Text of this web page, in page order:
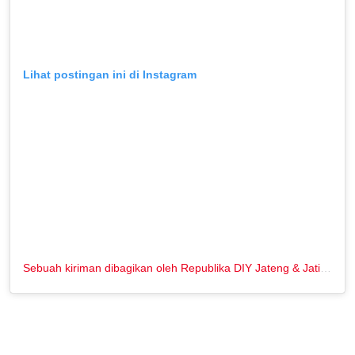
Lihat postingan ini di Instagram
Sebuah kiriman dibagikan oleh Republika DIY Jateng & Jatim (@republikajogja)